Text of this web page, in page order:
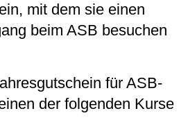
mit dem sie einen
beim ASB besuchen
für ASB-
der folgenden Kurse